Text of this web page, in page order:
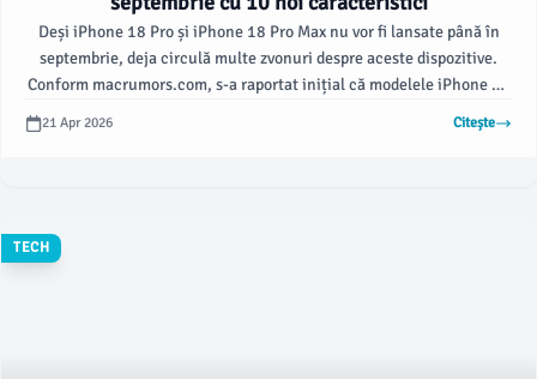
Deși iPhone 18 Pro și iPhone 18 Pro Max nu vor fi lansate până în
septembrie, deja circulă multe zvonuri despre aceste dispozitive.
Conform macrumors.com, s-a raportat inițial că modelele iPhone 18
21 Apr 2026 Citește
TECH